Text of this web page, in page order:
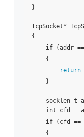
}
TcpSocket*
{
if (addr ==
{
return
}
socklen_t
int cfd =
if (cfd ==
{